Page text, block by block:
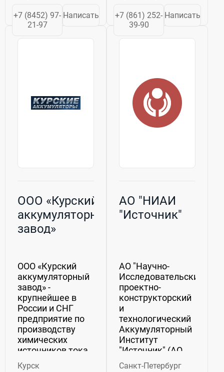
создано в ноябре
1996 года и
правопреемником
+7 (8452) 97-
21-97
Написать
никель-
водородных и
аккумуляторных
орбитальных ...
+7 (861) 252-
39-90
Написать
ООО «Курский
аккумуляторный
завод»
ООО «Курский
аккумуляторный
завод» -
крупнейшее в
России и СНГ
предприятие по
производству
химических
источников тока,
"принявшего
Курск
АО "НИАИ
"Источник"
АО "Научно-
Исследовательский
проектно-
конструкторский
и
технологический
Аккумуляторный
Институт
"Источник" (АО
"НИАИ
Санкт-Петербург